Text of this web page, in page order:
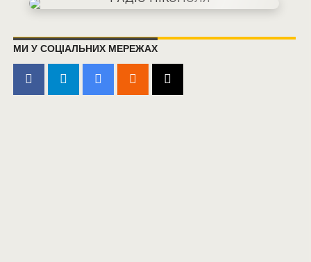
МИ У СОЦІАЛЬНИХ МЕРЕЖАХ